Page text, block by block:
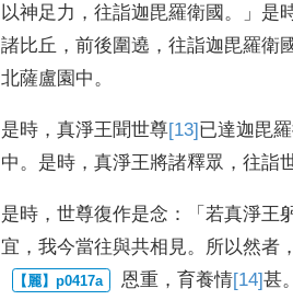
以神足力 ，往詣迦毘羅衛國 。」 是
諸比丘 ，前後圍遶 ，往詣迦毘羅衛
北薩盧園中。
是時 ，真淨王聞世尊[13]已達迦毘
中。 是時 ，真淨王將諸釋眾 ，往詣
是時 ，世尊復作是念 ：「若真淨王
宜 ，我今當往與共相見。 所以然者
恩重 ，育養情[14]甚